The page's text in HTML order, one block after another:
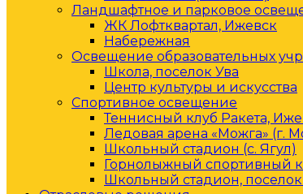
Ландшафтное и парковое
ЖК Лофтквартал, Ижевск
Набережная
Освещение образовательных
Школа, поселок Ува
Центр культуры и искусства
Спортивное освещение
Теннисный клуб Ракета,
Ледовая арена «Можга» (г.
Школьный стадион (с. Ягул)
Горнолыжный спортивный
Школьный стадион, поселок